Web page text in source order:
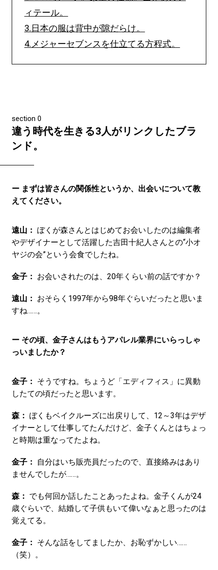
ィテール。
3.日本の服は背中が隙だらけ。
4.メジャーセブンスを仕立てる方程式。
section 0
違う時代を生きる3人がリンクしたブラ
ンド。
ー まずは皆さんの関係性というか、出会いについて教
えてください。
遠山： ぼくが森さんとはじめてお会いしたのは編集者
やデザイナーとして活躍した吉田十紀人さんとの“小オ
ヤジの会”という会食でしたね。
金子： お会いされたのは、20年くらい前の話ですか？
遠山： おそらく1997年から98年ぐらいだったと思いま
すね……。
ー その頃、金子さんはもうアパレル業界にいらっしゃ
っいましたか？
金子： そうですね。ちょうど「エディフィス」に異動
したての頃だったと思います。
森： ぼくもベイクルーズに出戻りして、12～3年はデザ
イナーとして仕事してたんだけど、金子くんとはちょっ
と時期は重なってたよね。
金子：
自分はいち販売員だったので、直接絡みはあり
ませんでしたが……。
森： でも何回か話したことあったよね。金子くんが24
歳ぐらいで、結婚して子供もいて偉いなぁと思ったのは
覚えてる。
金子： そんな話をしてましたか、お恥ずかしい……
（笑）。